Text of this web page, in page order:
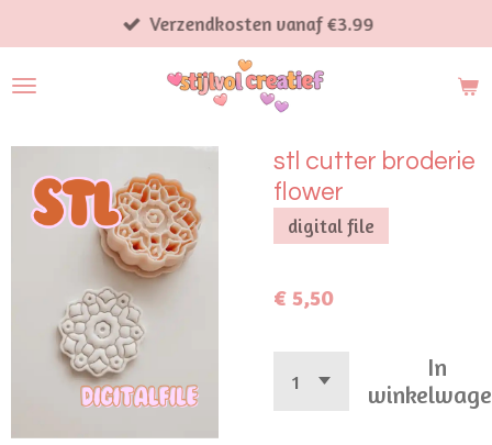
direct
naar
Verzendkosten vanaf €3.99
stl cutter broderie
flower
digital file
€ 5,50
In